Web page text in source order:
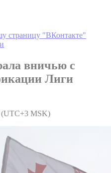
страницу "ВКонтакте"
вничью с
Лиги
(UTC+3 MSK)